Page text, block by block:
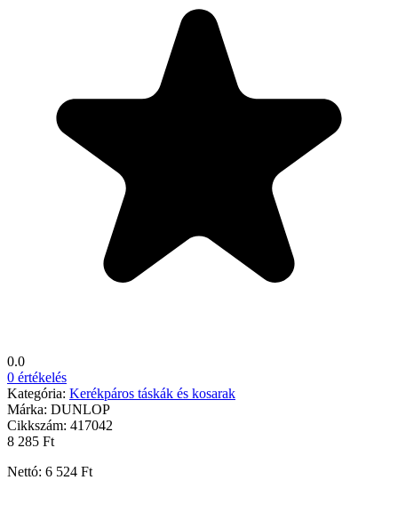
0.0
0 értékelés
Kategória: Kerékpáros táskák és kosarak
Márka: DUNLOP
Cikkszám: 417042
8 285 Ft
Nettó: 6 524 Ft